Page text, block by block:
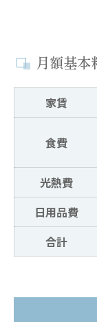
月額基本
家賃
食費
光熱費
日用品費
合計